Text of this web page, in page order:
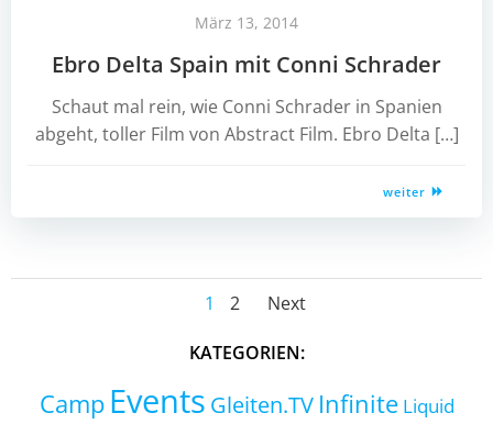
März 13, 2014
Ebro Delta Spain mit Conni Schrader
Schaut mal rein, wie Conni Schrader in Spanien
abgeht, toller Film von Abstract Film. Ebro Delta […]
weiter
Posts
navigation
Page
1 Page
2
Posts
navigation
Next
KATEGORIEN:
Camp Events Gleiten.TV Infinite Liquid